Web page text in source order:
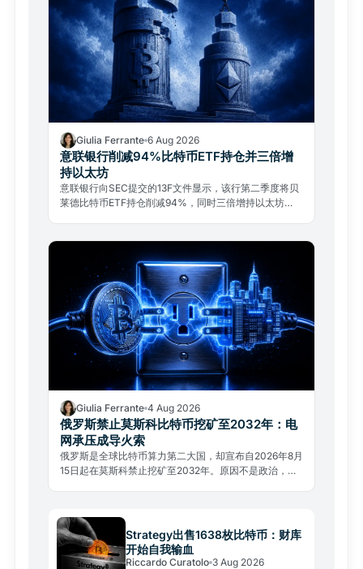
Giulia Ferrante 6 Aug 2026
意联银行削减94%比特币ETF持仓并三倍增
持以太坊
意联银行向SEC提交的13F文件显示，该行第二季度将贝
莱德比特币ETF持仓削减94%，同时三倍增持以太坊
Giulia Ferrante 4 Aug 2026
俄罗斯禁止莫斯科比特币挖矿至2032年：电
网承压成导火索
俄罗斯是全球比特币算力第二大国，却宣布自2026年8月
15日起在莫斯科禁止挖矿至2032年。原因不是政治，而
Strategy出售1638枚比特币：财库
开始自我输血
Riccardo Curatolo 3 Aug 2026